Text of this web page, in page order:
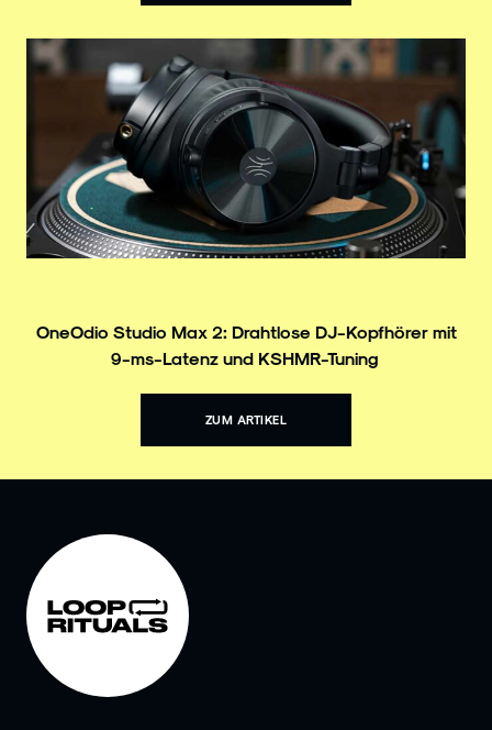
OneOdio Studio Max 2: Drahtlose DJ-Kopfhörer mit
9-ms-Latenz und KSHMR-Tuning
ZUM ARTIKEL